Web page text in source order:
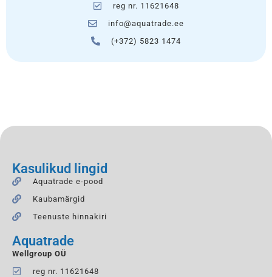
reg nr. 11621648
info@aquatrade.ee
(+372) 5823 1474
Kasulikud lingid
Aquatrade e-pood
Kaubamärgid
Teenuste hinnakiri
Aquatrade
Wellgroup OÜ
reg nr. 11621648